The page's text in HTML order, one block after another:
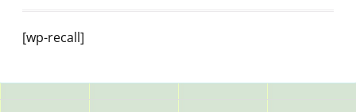
[wp-recall]